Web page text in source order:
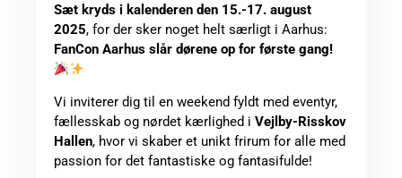
Sæt kryds i kalenderen den 15.-17. august
2025, for der sker noget helt særligt i Aarhus:
FanCon Aarhus slår dørene op for første gang!
Vi inviterer dig til en weekend fyldt med eventyr,
fællesskab og nørdet kærlighed i Vejlby-Risskov
Hallen, hvor vi skaber et unikt frirum for alle med
passion for det fantastiske og fantasifulde!